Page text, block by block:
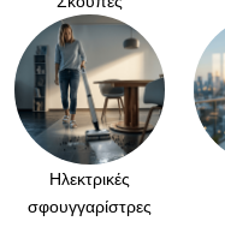
Ηλεκτρικές
σφουγγαρίστρες